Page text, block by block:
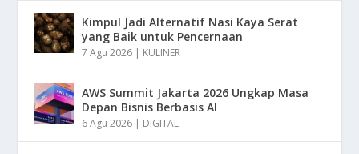
Kimpul Jadi Alternatif Nasi Kaya Serat
yang Baik untuk Pencernaan
7 Agu 2026 | KULINER
AWS Summit Jakarta 2026 Ungkap Masa
Depan Bisnis Berbasis AI
6 Agu 2026 | DIGITAL